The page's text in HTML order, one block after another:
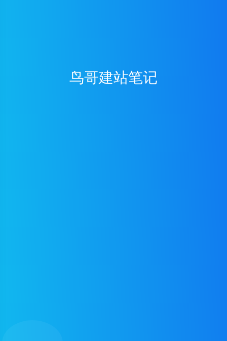
鸟哥建站笔记